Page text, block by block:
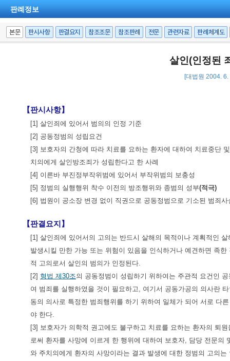
판례정보
본문 판시사항 판결요지 참조조문 참조판례 전문 관련자료 판례체계도
살인(인정된
[대법원 2004.
【판시사항】
[1] 살인죄에 있어서 범의의 인정 기준
[2] 공동정범의 성립요건
[3] 보호자의 간청에 따라 치료를 요하는 환자에 대하여 치료중단
치의에게 살인방조죄가 성립한다고 한 사례
[4] 이른바 부진정부작위범에 있어서 부작위범의 보충성
[5] 정범의 실행행위 착수 이전의 방조행위와 종범의 성부(적극)
[6] 법원이 공소장 변경 없이 직권으로 공동정범으로 기소된 범죄
【판결요지】
[1] 살인죄에 있어서의 고의는 반드시 살해의 목적이나 계획적인
발생시킬 만한 가능 또는 위험이 있음을 인식하거나 예견하면 족
적 고의로서 살인의 범의가 인정된다.
[2] 형법 제30조의 공동정범이 성립하기 위하여는 주관적 요건인
여 범죄를 실행하였을 것이 필요하고, 여기서 공동가공의 의사란
동의 의사로 특정한 범죄행위를 하기 위하여 일체가 되어 서로 다
야 한다.
[3] 보호자가 의학적 권고에도 불구하고 치료를 요하는 환자의 퇴
로써 환자를 사망에 이르게 한 행위에 대하여 보호자, 담당 전문
와 주치의에게 환자의 사망이라는 결과 발생에 대한 정범의 고의